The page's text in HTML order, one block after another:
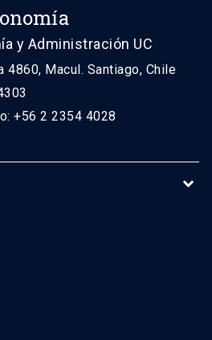
y Administración UC
4860, Macul. Santiago, Chile
+56 2 2354 4028